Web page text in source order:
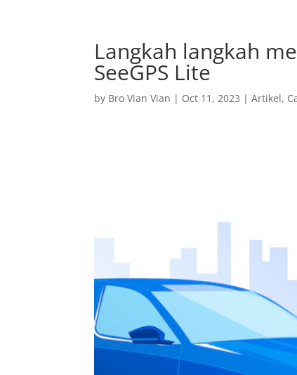
Langkah langkah
SeeGPS Lite
by Bro Vian Vian | Oct 11, 2023 |Artikel,